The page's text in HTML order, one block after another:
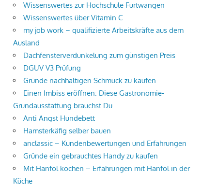
Wissenswertes zur Hochschule Furtwangen
Wissenswertes über Vitamin C
my job work – qualifizierte Arbeitskräfte aus dem
Ausland
Dachfensterverdunkelung zum günstigen Preis
DGUV V3 Prüfung
Gründe nachhaltigen Schmuck zu kaufen
Einen Imbiss eröffnen: Diese Gastronomie-
Grundausstattung brauchst Du
Anti Angst Hundebett
Hamsterkäfig selber bauen
anclassic – Kundenbewertungen und Erfahrungen
Gründe ein gebrauchtes Handy zu kaufen
Mit Hanföl kochen – Erfahrungen mit Hanföl in der
Küche